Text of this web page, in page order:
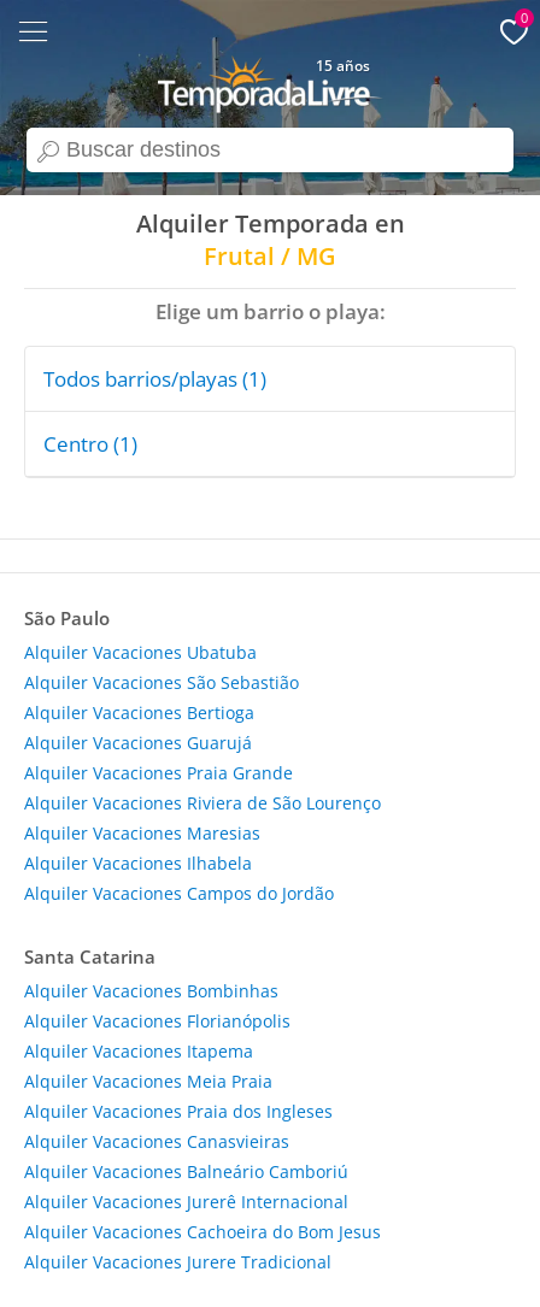
search
15 años
0
Alquiler Temporada en
Frutal / MG
Elige um barrio o playa:
Todos barrios/playas (1)
Centro (1)
São Paulo
Alquiler Vacaciones Ubatuba
Alquiler Vacaciones São Sebastião
Alquiler Vacaciones Bertioga
Alquiler Vacaciones Guarujá
Alquiler Vacaciones Praia Grande
Alquiler Vacaciones Riviera de São Lourenço
Alquiler Vacaciones Maresias
Alquiler Vacaciones Ilhabela
Alquiler Vacaciones Campos do Jordão
Santa Catarina
Alquiler Vacaciones Bombinhas
Alquiler Vacaciones Florianópolis
Alquiler Vacaciones Itapema
Alquiler Vacaciones Meia Praia
Alquiler Vacaciones Praia dos Ingleses
Alquiler Vacaciones Canasvieiras
Alquiler Vacaciones Balneário Camboriú
Alquiler Vacaciones Jurerê Internacional
Alquiler Vacaciones Cachoeira do Bom Jesus
Alquiler Vacaciones Jurere Tradicional